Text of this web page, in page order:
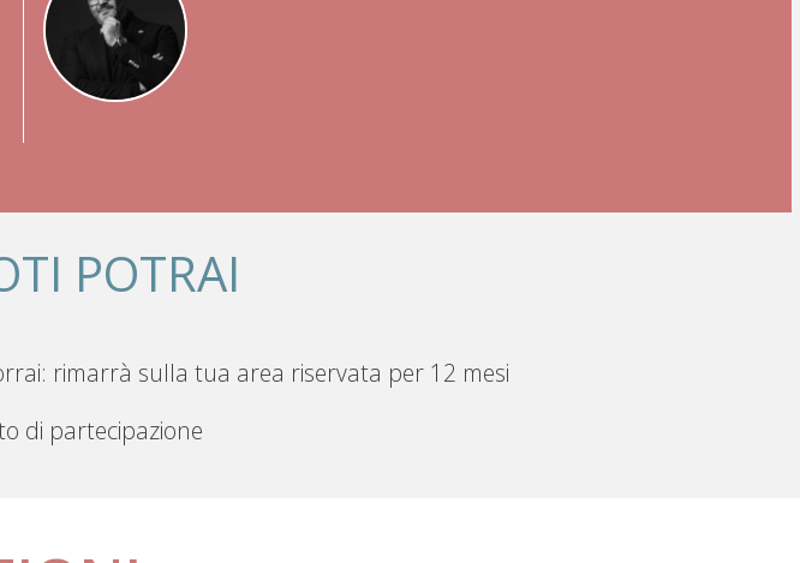
POTRAI
rimarrà sulla tua area riservata per 12 mesi
di partecipazione